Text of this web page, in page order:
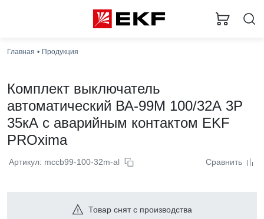
Главная Продукция
Комплект выключатель
автоматический ВА-99М 100/32А 3P
35кА с аварийным контактом EKF
PROxima
Артикул: mccb99-100-32m-al Сравнить
Товар снят с производства